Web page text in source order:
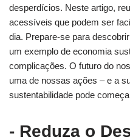
desperdícios. Neste artigo,
acessíveis que podem ser
⁢dia. Prepare-se para
um exemplo de‌ economia
‌complicações. O⁣ futuro do
uma⁤ de nossas ⁢ações – e a
sustentabilidade pode
-‍ Reduza o